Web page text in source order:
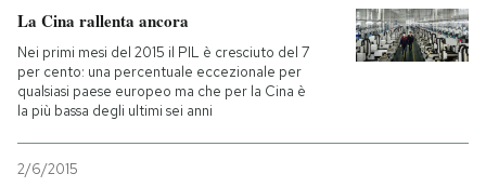
La Cina rallenta ancora
Nei primi mesi del 2015 il PIL è cresciuto del 7
per cento: una percentuale eccezionale per
qualsiasi paese europeo ma che per la Cina è
la più bassa degli ultimi sei anni
2/6/2015